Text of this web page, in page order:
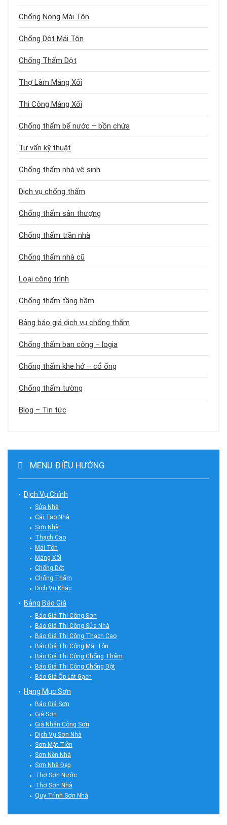
Chống Nóng Mái Tôn
Chống Dột Mái Tôn
Chống Thấm Dột
Thợ Làm Máng Xối
Thi Công Máng Xối
Chống thấm bể nước – bồn chứa
Tư vấn kỹ thuật
Chống thấm nhà vệ sinh
Dịch vụ chống thấm
Chống thấm sân thượng
Chống thấm trần nhà
Chống thấm nhà cũ
Loại công trình
Chống thấm tầng hầm
Bảng báo giá dịch vụ chống thấm
Chống thấm ban công – logia
Chống thấm khe hở – cổ ống
Chống thấm tường
Blog – Tin tức
MENU ĐIỀU HƯỚNG
Dịch Vụ Chính
Sửa Nhà
Cải Tạo Nhà
Sơn Nhà
Thạch Cao
Mái Tôn
Máng Xối
Chống Dột
Chống Thấm
Dịch Vụ Khác
Bảng Báo Giá
Báo Giá Thi Công Sơn
Báo Giá Thi Công Sửa Nhà
Báo Giá Thi Công Thạch Cao
Báo Giá Thi Công Mái Tôn
Báo Giá Thi Công Chống Thấm
Báo Giá Thi Công Chống Dột
Báo Giá Ốp Lát Gạch
Hạng Mục Sơn
Báo Giá Sơn
Giá Sơn
Giá Nhân Công Sơn
Dịch Vụ Sơn Nhà
Sơn Mặt Tiền
Sơn Nền Nhà
Sơn Nhà Đẹp
Thợ Sơn Nước
Thợ Sơn Nhà
Quy Trình Sơn Nhà